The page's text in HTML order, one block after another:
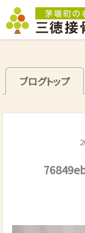
ブログトップ